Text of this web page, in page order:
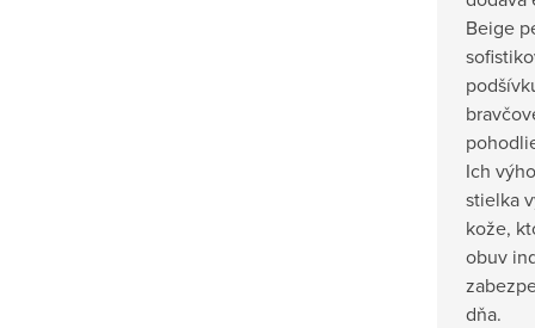
Beige
Ich
stielka
kože,
obuv
dňa.